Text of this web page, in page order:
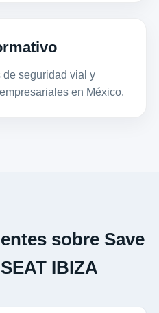
seguridad vial y
en México.
sobre Save
IBIZA